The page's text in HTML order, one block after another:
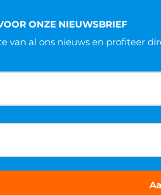
ONZE NIEUWSBRIEF
van al ons nieuws en profiteer